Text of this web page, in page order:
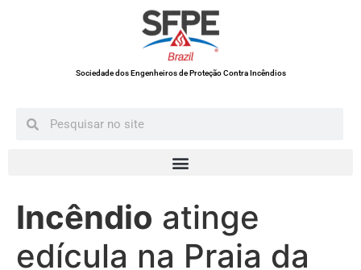
Sociedade dos Engenheiros de Proteção Contra Incêndios
Incêndio atinge
edícula na Praia da